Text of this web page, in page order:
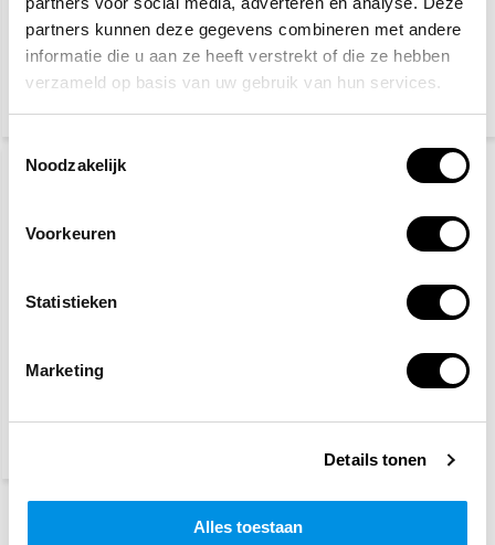
partners kunnen deze gegevens combineren met andere
informatie die u aan ze heeft verstrekt of die ze hebben
verzameld op basis van uw gebruik van hun services.
Noodzakelijk
Voorkeuren
Statistieken
Marketing
Details tonen
Alles toestaan
Blarenpleisters
3,10
EHBO koffer Oranje
Kruis
46,95
stuks
13,30